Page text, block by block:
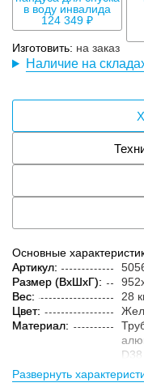
Изготовить: на заказ
124 349 ₽
Наличие на
Основные
Артикул:
Размер (ВxШxГ):
Вес:
28
Цвет:
Материал:
D38
Параметры
Развернуть